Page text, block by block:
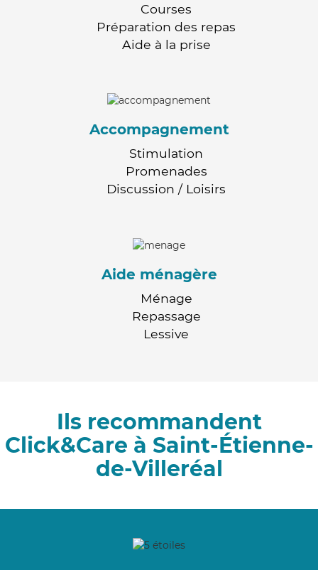
Courses
Préparation des repas
Aide à la prise
Accompagnement
Stimulation
Promenades
Discussion / Loisirs
Aide ménagère
Ménage
Repassage
Lessive
Ils recommandent
Click&Care à Saint-Étienne-
de-Villeréal